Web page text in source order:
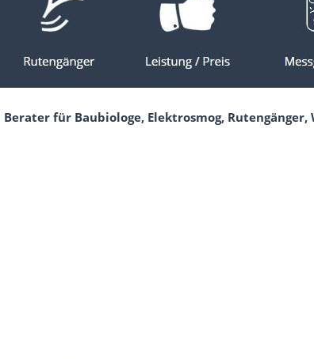
für Baubiologe, Elektrosmog,